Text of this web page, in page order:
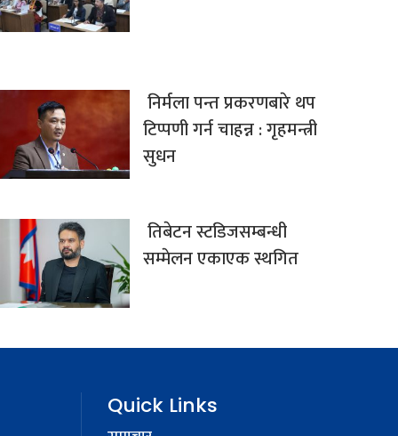
निर्मला पन्त प्रकरणबारे थप
टिप्पणी गर्न चाहन्न : गृहमन्त्री
सुधन
तिबेटन स्टडिजसम्बन्धी
सम्मेलन एकाएक स्थगित
Quick Links